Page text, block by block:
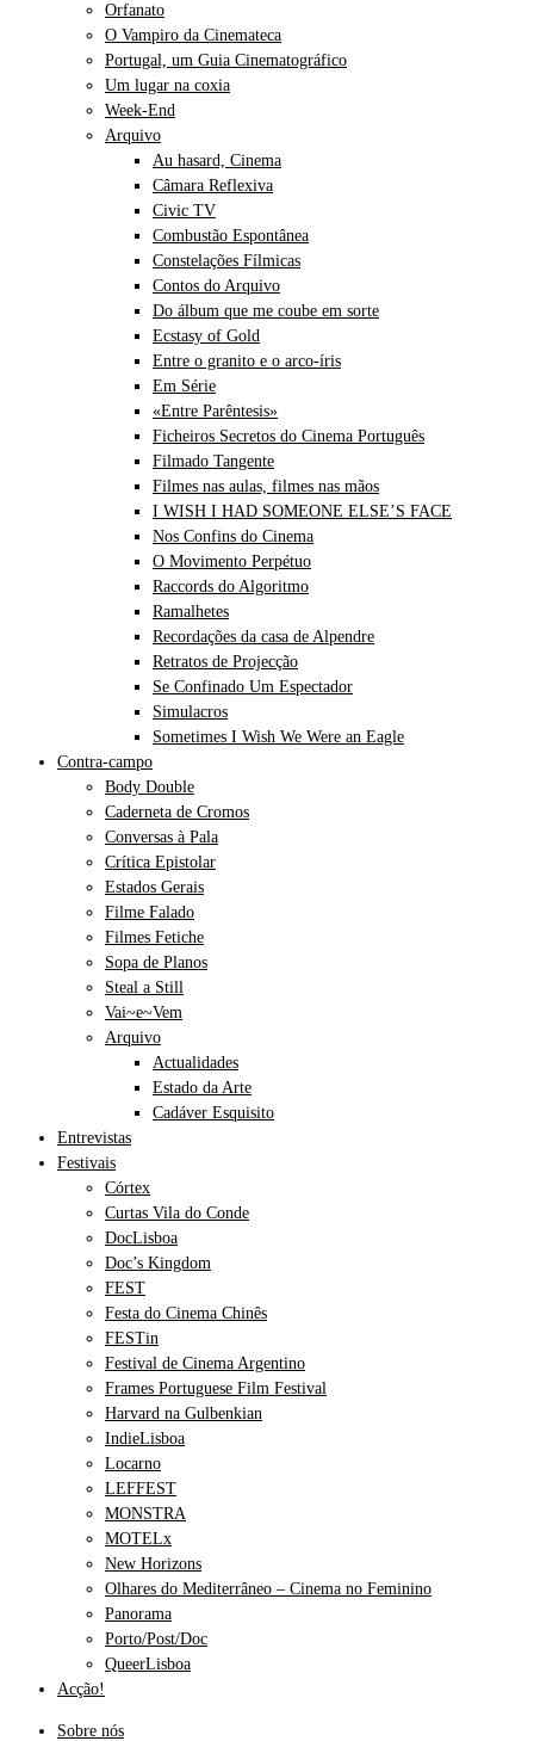
Orfanato
O Vampiro da Cinemateca
Portugal, um Guia Cinematográfico
Um lugar na coxia
Week-End
Arquivo
Au hasard, Cinema
Câmara Reflexiva
Civic TV
Combustão Espontânea
Constelações Fílmicas
Contos do Arquivo
Do álbum que me coube em sorte
Ecstasy of Gold
Entre o granito e o arco-íris
Em Série
«Entre Parêntesis»
Ficheiros Secretos do Cinema Português
Filmado Tangente
Filmes nas aulas, filmes nas mãos
I WISH I HAD SOMEONE ELSE’S FACE
Nos Confins do Cinema
O Movimento Perpétuo
Raccords do Algoritmo
Ramalhetes
Recordações da casa de Alpendre
Retratos de Projecção
Se Confinado Um Espectador
Simulacros
Sometimes I Wish We Were an Eagle
Contra-campo
Body Double
Caderneta de Cromos
Conversas à Pala
Crítica Epistolar
Estados Gerais
Filme Falado
Filmes Fetiche
Sopa de Planos
Steal a Still
Vai~e~Vem
Arquivo
Actualidades
Estado da Arte
Cadáver Esquisito
Entrevistas
Festivais
Córtex
Curtas Vila do Conde
DocLisboa
Doc’s Kingdom
FEST
Festa do Cinema Chinês
FESTin
Festival de Cinema Argentino
Frames Portuguese Film Festival
Harvard na Gulbenkian
IndieLisboa
Locarno
LEFFEST
MONSTRA
MOTELx
New Horizons
Olhares do Mediterrâneo – Cinema no Feminino
Panorama
Porto/Post/Doc
QueerLisboa
Acção!
Sobre nós